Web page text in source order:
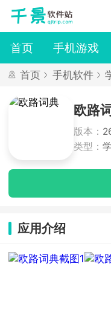
首页 手机游戏
首页 手机软件
欧路
版本：
类型：
应用介绍